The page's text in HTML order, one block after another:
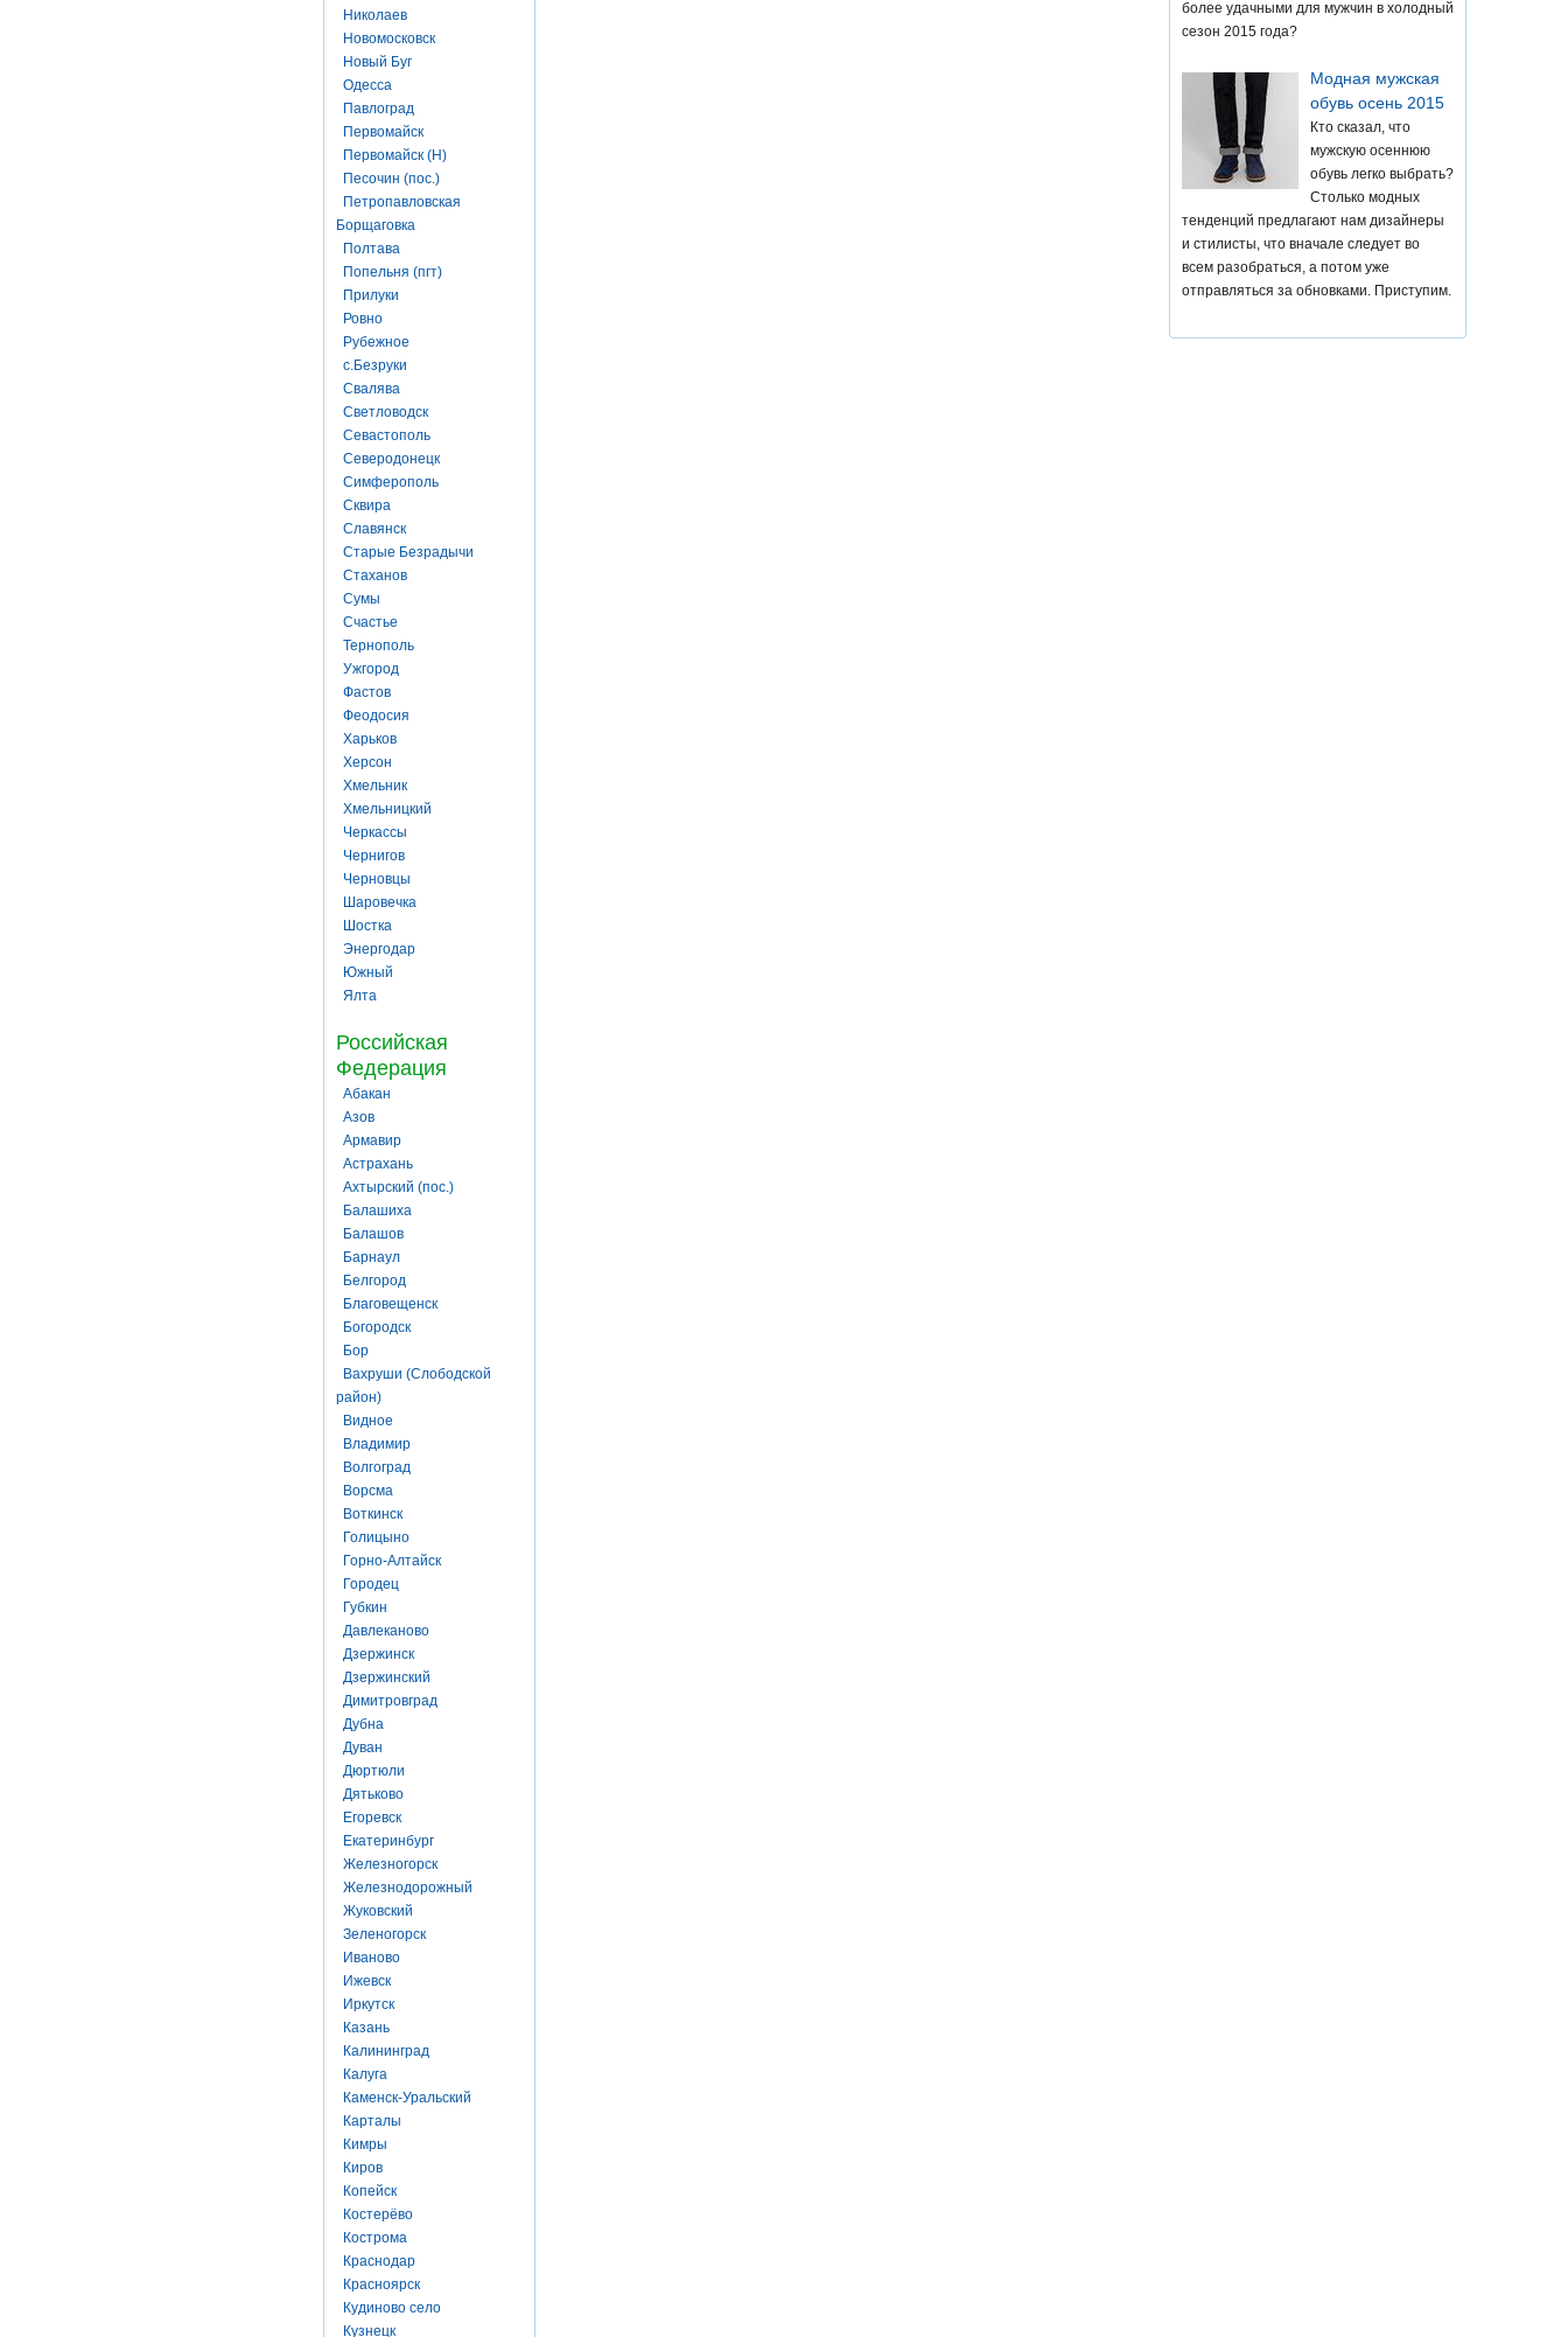
Николаев
Новомосковск
Новый Буг
Одесса
Павлоград
Первомайск
Первомайск (Н)
Песочин (пос.)
Петропавловская
Борщаговка
Полтава
Попельня (пгт)
Прилуки
Ровно
Рубежное
с.Безруки
Свалява
Светловодск
Севастополь
Северодонецк
Симферополь
Сквира
Славянск
Старые Безрадычи
Стаханов
Сумы
Счастье
Тернополь
Ужгород
Фастов
Феодосия
Харьков
Херсон
Хмельник
Хмельницкий
Черкассы
Чернигов
Черновцы
Шаровечка
Шостка
Энергодар
Южный
Ялта
Российская
Федерация
Абакан
Азов
Армавир
Астрахань
Ахтырский (пос.)
Балашиха
Балашов
Барнаул
Белгород
Благовещенск
Богородск
Бор
Вахруши (Слободской
район)
Видное
Владимир
Волгоград
Ворсма
Воткинск
Голицыно
Горно-Алтайск
Городец
Губкин
Давлеканово
Дзержинск
Дзержинский
Димитровград
Дубна
Дуван
Дюртюли
Дятьково
Егоревск
Екатеринбург
Железногорск
Железнодорожный
Жуковский
Зеленогорск
Иваново
Ижевск
Иркутск
Казань
Калининград
Калуга
Каменск-Уральский
Карталы
Кимры
Киров
Копейск
Костерёво
Кострома
Краснодар
Красноярск
Кудиново село
Кузнецк
более удачными для мужчин в холодный
сезон 2015 года?
Модная мужская
обувь осень 2015
Кто сказал, что
мужскую осеннюю
обувь легко выбрать?
Столько модных
тенденций предлагают нам дизайнеры
и стилисты, что вначале следует во
всем разобраться, а потом уже
отправляться за обновками. Приступим.